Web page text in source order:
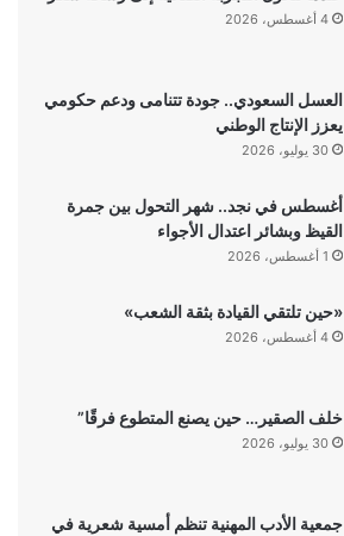
4 أغسطس، 2026
العسل السعودي.. جودة تتنامى ودعم حكومي
يعزز الإنتاج الوطني
30 يوليو، 2026
أغسطس في نجد.. شهر التحول بين جمرة
القيظ وبشائر اعتدال الأجواء
1 أغسطس، 2026
«حين تلتقي القيادة بثقة الشعب»
4 أغسطس، 2026
خلف الصقير… حين يصنع المتطوع فرقًا”
30 يوليو، 2026
جمعية الأدب المهنية تنظم أمسية شعرية في